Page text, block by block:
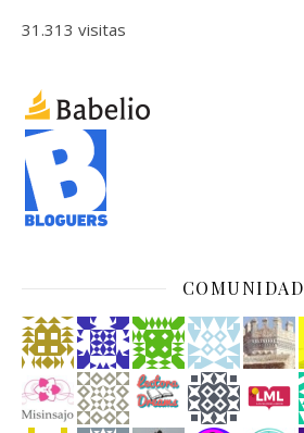
31.313 visitas
COMUNIDAD